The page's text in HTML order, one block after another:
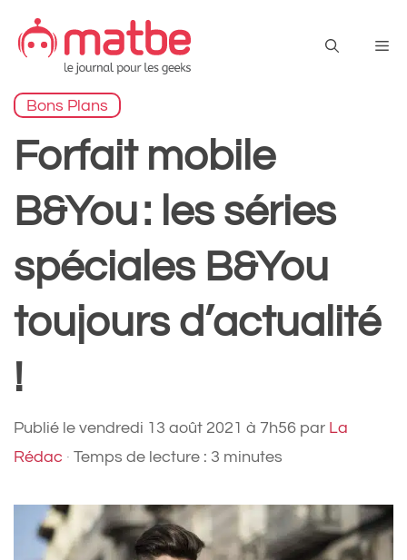
contenu
Bons Plans
Forfait mobile
B&You : les séries
spéciales B&You
toujours d’actualité
!
Publié le vendredi 13 août 2021 à 7h56 par La
Rédac · Temps de lecture : 3 minutes